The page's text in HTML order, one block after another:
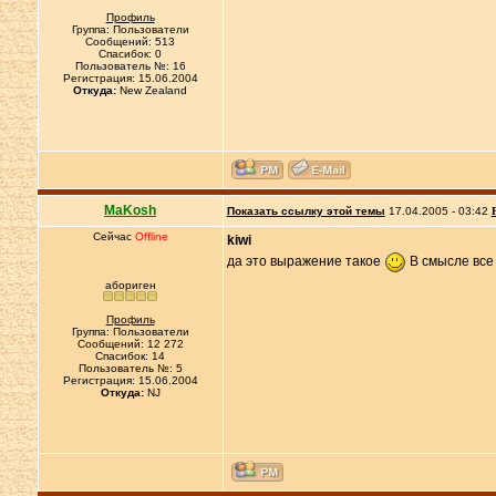
Профиль
Группа: Пользователи
Сообщений: 513
Спасибок: 0
Пользователь №: 16
Регистрация: 15.06.2004
Откуда: New Zealand
MaKosh Показать ссылку этой темы 17.04.2005 - 03:42
Сейчас Offline
абориген
Профиль
Группа: Пользователи
Сообщений: 12 272
Спасибок: 14
Пользователь №: 5
Регистрация: 15.06.2004
Откуда:NJ
kiwi
да это выражение такое
В смысле